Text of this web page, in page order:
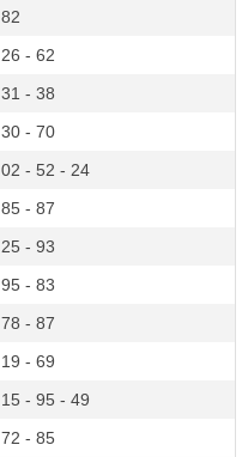
82
26 - 62
31 - 38
30 - 70
02 - 52 - 24
85 - 87
25 - 93
95 - 83
78 - 87
19 - 69
15 - 95 - 49
72 - 85